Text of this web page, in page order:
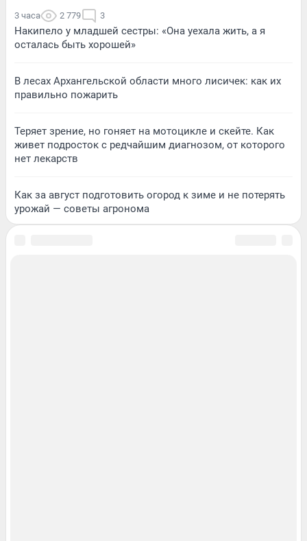
3 часа 2 779 3
Накипело у младшей сестры: «Она уехала жить, а я
осталась быть хорошей»
В лесах Архангельской области много лисичек: как их
правильно пожарить
Теряет зрение, но гоняет на мотоцикле и скейте. Как
живет подросток с редчайшим диагнозом, от которого
нет лекарств
Как за август подготовить огород к зиме и не потерять
урожай — советы агронома